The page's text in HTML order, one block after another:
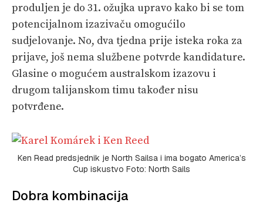
produljen je do 31. ožujka upravo kako bi se tom
potencijalnom izazivaču omogućilo
sudjelovanje. No, dva tjedna prije isteka roka za
prijave, još nema službene potvrde kandidature.
Glasine o mogućem australskom izazovu i
drugom talijanskom timu također nisu
potvrđene.
Ken Read predsjednik je North Sailsa i ima bogato America’s
Cup iskustvo Foto: North Sails
Dobra kombinacija